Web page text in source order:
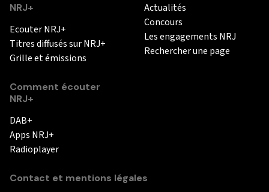
NRJ+
Ecouter NRJ+
Titres diffusés sur NRJ+
Grille et émissions
Comment écouter
NRJ+
DAB+
Apps NRJ+
Radioplayer
Actualités
Concours
Les engagements NRJ
Rechercher une page
Contact et mentions légales